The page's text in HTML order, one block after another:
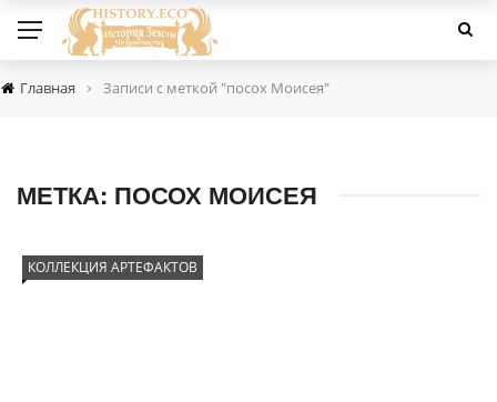
Главная › Записи с меткой "посох Моисея"
МЕТКА: ПОСОХ МОИСЕЯ
КОЛЛЕКЦИЯ АРТЕФАКТОВ